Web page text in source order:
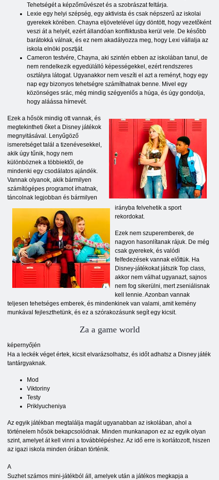
Tehetségét a képzőművészet és a szobrászat feltárja.
Lexie egy helyi szépség, egy aktivista és csak népszerű az iskolai
gyerekek körében. Chayna eljövetelével úgy döntött, hogy vezetõként
veszi át a helyét, ezért állandóan konfliktusba kerül vele. De később
barátokká válnak, és ez nem akadályozza meg, hogy Lexi vállalja az
iskola elnöki posztját.
Cameron testvére, Chayna, aki szintén ebben az iskolában tanul, de
nem rendelkezik egyedülálló képességekkel, ezért rendszeres
osztályra látogat. Ugyanakkor nem veszíti el azt a reményt, hogy egy
nap egy bizonyos tehetségre számíthatnak benne. Mivel egy
közönséges srác, még mindig szégyenlős a húga, és úgy gondolja,
hogy aláássa hírnevét.
Ezek a hősök mindig ott vannak, és
megtekintheti őket a Disney játékok
megnyitásával. Lenyűgöző
ismeretséget talál a tizenévesekkel,
akik úgy tűnik, hogy nem
különböznek a többiektől, de
mindenki egy csodálatos ajándék.
Vannak olyanok, akik bármilyen
számítógépes programot írhatnak,
táncolnak legjobban és bármilyen
irányba felvehetik a sport
rekordokat.
Ezek nem szuperemberek, de
nagyon hasonlítanak rájuk. De még
csak gyerekek, és valódi
felfedezések vannak előttük. Ha
Disney-játékokat játszik Top class,
akkor nem válhat ugyanazt, sajnos
nem fog sikerülni, mert zseniálisnak
kell lennie. Azonban vannak
teljesen tehetséges emberek, és mindenkinek van valami, amit kemény
munkával fejleszthetünk, és ez a szórakozásunk segít egy kicsit.
Za a game world
képernyőjén
Ha a leckék véget értek, kicsit elvarázsolhatsz, és időt adhatsz a Disney játék
tantárgyaknak.
Mod
Viktoriny
Testy
Priklyucheniya
Az egyik játékban megtalálja magát ugyanabban az iskolában, ahol a
történelem hősök bekapcsolódnak. Minden munkanapon ez az egyik olyan
szint, amelyet át kell vinni a továbblépéshez. Az idő erre is korlátozott, hiszen
az igazi iskola minden órában történik.
A
Suzhet számos mini-játékból áll, amelyek után a játékos megkapja a